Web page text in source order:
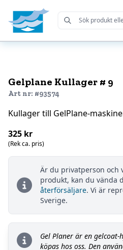
Home Submit Search
Gelplane Kullager # 9
Art nr: #93574
Kullager till GelPlane-
325 kr
(Rek ca. pris)
Är du privatperson och
produkt, kan du vända
återförsäljare. Vi är
Sverige.
Gel Planer är en
köpas hos oss. Den